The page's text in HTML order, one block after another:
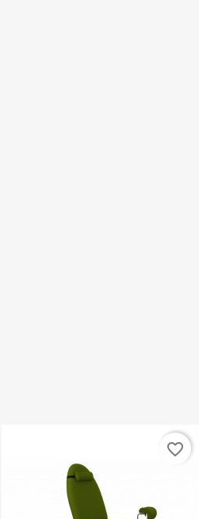
favorite_border